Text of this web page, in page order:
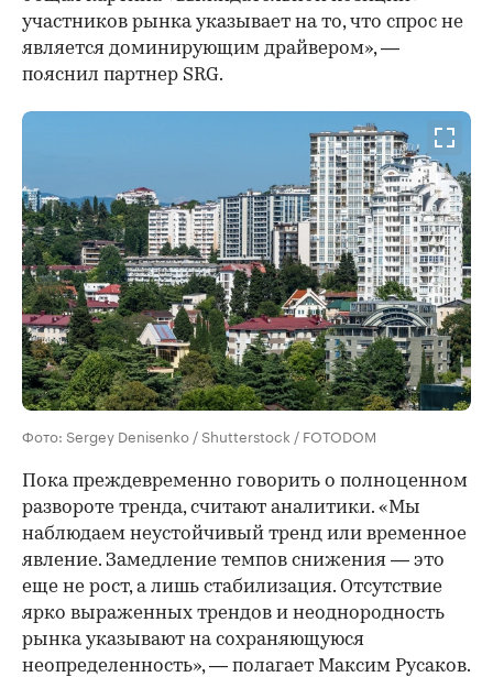
участников рынка указывает на то, что спрос не
является доминирующим драйвером», —
пояснил партнер SRG.
Фото: Sergey Denisenko / Shutterstock / FOTODOM
Пока преждевременно говорить о полноценном
развороте тренда, считают аналитики. «Мы
наблюдаем неустойчивый тренд или временное
явление. Замедление темпов снижения — это
еще не рост, а лишь стабилизация. Отсутствие
ярко выраженных трендов и неоднородность
рынка указывают на сохраняющуюся
неопределенность», — полагает Максим Русаков.